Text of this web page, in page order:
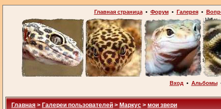
Главная страница• Форум• Галерея•
Вход • Альбомы
Главная > Галереи пользователей > Маркус > мои звери